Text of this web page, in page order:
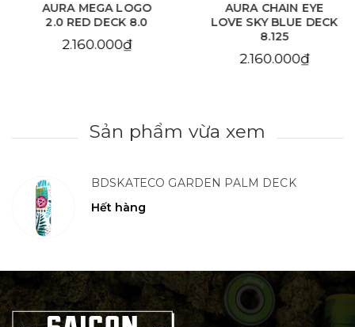
AURA MEGA LOGO
2.0 RED DECK 8.0
2.160.000₫
AURA CHAIN EYE
LOVE SKY BLUE DECK
8.125
2.160.000₫
Sản phẩm vừa xem
BDSKATECO GARDEN PALM DECK
Hết hàng